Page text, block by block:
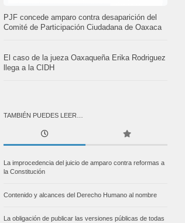
PJF concede amparo contra desaparición del
Comité de Participación Ciudadana de Oaxaca
El caso de la jueza Oaxaqueña Erika Rodriguez
llega a la CIDH
TAMBIÉN PUEDES LEER…
La improcedencia del juicio de amparo contra reformas a
la Constitución
Contenido y alcances del Derecho Humano al nombre
La obligación de publicar las versiones públicas de todas